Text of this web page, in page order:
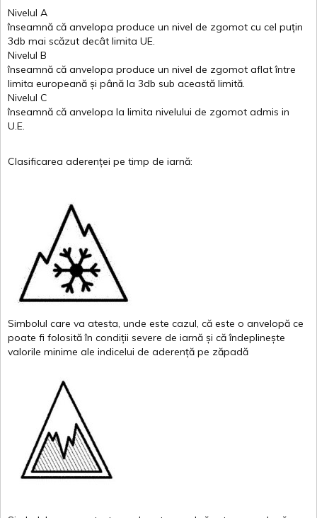
Nivelul A
înseamnă că anvelopa produce un nivel de zgomot cu cel puțin
3db mai scăzut decât limita UE.
Nivelul B
înseamnă că anvelopa produce un nivel de zgomot aflat între
limita europeană și până la 3db sub această limită.
Nivelul C
înseamnă că anvelopa la limita nivelului de zgomot admis in
U.E.
Clasificarea aderenței pe timp de iarnă:
Simbolul care va atesta, unde este cazul, că este o anvelopă ce
poate fi folosită în condiții severe de iarnă și că îndeplinește
valorile minime ale indicelui de aderență pe zăpadă